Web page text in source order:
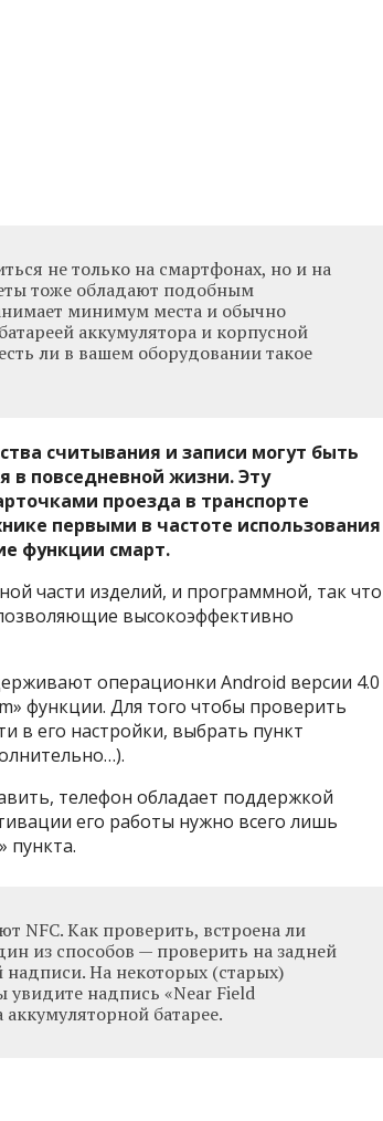
не только на смартфонах, но и на
тоже обладают подобным
минимум места и обычно
аккумулятора и корпусной
ли в вашем оборудовании такое
считывания и записи могут быть
в повседневной жизни. Эту
проезда в транспорте
первыми в частоте использования
функции смарт.
части изделий, и программной, так что
высокоэффективно
операционки Android версии 4.0
функции. Для того чтобы проверить
в его настройки, выбрать пункт
телефон обладает поддержкой
его работы нужно всего лишь
пункта.
NFC. Как проверить, встроена ли
из способов — проверить на задней
На некоторых (старых)
увидите надпись «Near Field
батарее.